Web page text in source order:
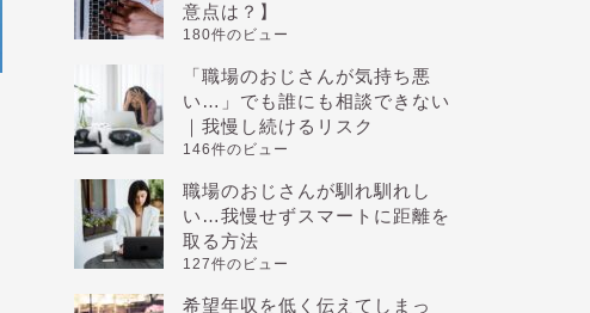
意点は？】
180件のビュー
「職場のおじさんが気持ち悪
い…」でも誰にも相談できない
｜我慢し続けるリスク
146件のビュー
職場のおじさんが馴れ馴れし
い…我慢せずスマートに距離を
取る方法
127件のビュー
希望年収を低く伝えてしまっ